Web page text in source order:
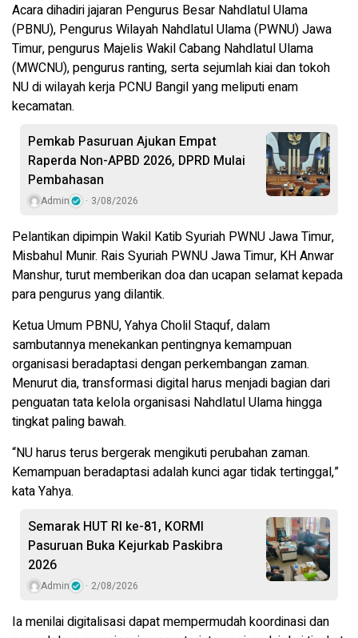
Acara dihadiri jajaran Pengurus Besar Nahdlatul Ulama
(PBNU), Pengurus Wilayah Nahdlatul Ulama (PWNU) Jawa
Timur, pengurus Majelis Wakil Cabang Nahdlatul Ulama
(MWCNU), pengurus ranting, serta sejumlah kiai dan tokoh
NU di wilayah kerja PCNU Bangil yang meliputi enam
kecamatan.
Pemkab Pasuruan Ajukan Empat
Raperda Non-APBD 2026, DPRD Mulai
Pembahasan
Admin 3/08/2026
Pelantikan dipimpin Wakil Katib Syuriah PWNU Jawa Timur,
Misbahul Munir. Rais Syuriah PWNU Jawa Timur, KH Anwar
Manshur, turut memberikan doa dan ucapan selamat kepada
para pengurus yang dilantik.
Ketua Umum PBNU, Yahya Cholil Staquf, dalam
sambutannya menekankan pentingnya kemampuan
organisasi beradaptasi dengan perkembangan zaman.
Menurut dia, transformasi digital harus menjadi bagian dari
penguatan tata kelola organisasi Nahdlatul Ulama hingga
tingkat paling bawah.
“NU harus terus bergerak mengikuti perubahan zaman.
Kemampuan beradaptasi adalah kunci agar tidak tertinggal,”
kata Yahya.
Semarak HUT RI ke-81, KORMI
Pasuruan Buka Kejurkab Paskibra
2026
Admin 2/08/2026
Ia menilai digitalisasi dapat mempermudah koordinasi dan